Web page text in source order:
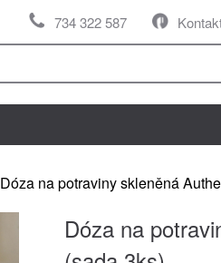
734 322 587
Dóza na potraviny skleněná
Dóza na